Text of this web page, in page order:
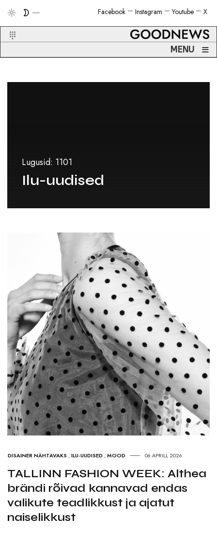
X
Youtube
Instagram
Facebook
MENU ≡
Lugusid: 1101
Ilu-uudised
DISAINER NÄHTAVAKS ,ILU-UUDISED ,MOOD 06.APRILL 2026
TALLINN FASHION WEEK: Althea
brändi rõivad kannavad endas
valikute teadlikkust ja ajatut
naiselikkust